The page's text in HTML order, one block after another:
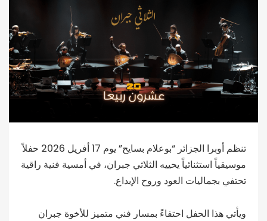
تنظم أوبرا الجزائر “بوعلام بسايح” يوم 17 أفريل 2026 حفلاً
موسيقياً استثنائياً يحييه الثلاثي جبران، في أمسية فنية راقية
تحتفي بجماليات العود وروح الإبداع.
ويأتي هذا الحفل احتفاءً بمسار فني متميز للأخوة جبران